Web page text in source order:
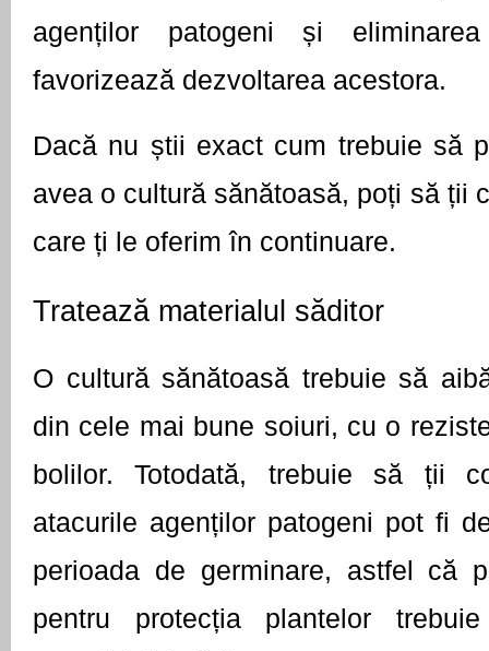
agenților patogeni și
favorizează dezvoltarea acestora.
Dacă nu știi exact cum trebuie să
avea o cultură sănătoasă, poți să ții
care ți le oferim în continuare.
Tratează materialul săditor
O cultură sănătoasă trebuie să
din cele mai bune soiuri, cu o
bolilor. Totodată, trebuie să ții
atacurile agenților patogeni pot fi
perioada de germinare, astfel că
pentru protecția plantelor